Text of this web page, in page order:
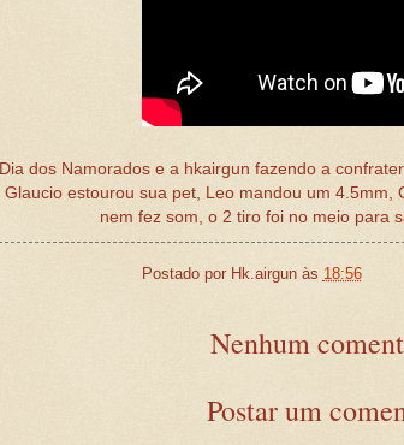
Dia dos Namorados e a hkairgun fazendo a
Glaucio estourou sua pet, Leo mandou um 4.5mm,
nem fez som, o 2 tiro foi no meio para
Postado por Hk.airgun às 18:56
Nenhum
Postar um